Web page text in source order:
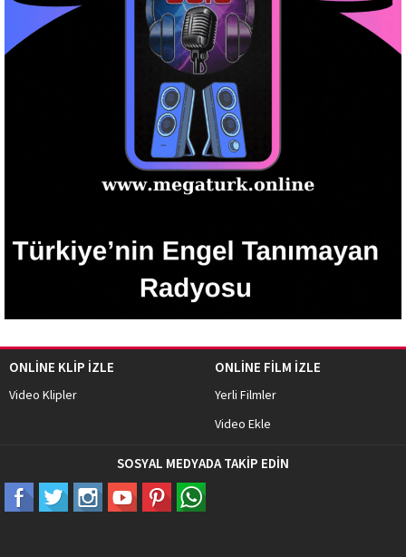
ONLİNE KLİP İZLE
Video Klipler
ONLİNE FİLM İZLE
Yerli Filmler
Video Ekle
SOSYAL MEDYADA TAKİP EDİN